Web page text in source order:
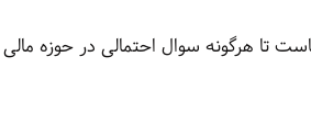
تا هرگونه سوال احتمالی در حوزه